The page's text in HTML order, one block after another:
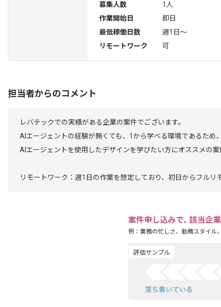
募集人数
1人
作業開始日
即日
最低稼働日数
週1日〜
リモートワーク
可
担当者からのコメント
レバテックでの実績がある企業の案件でございます。
AIエージェントの経験が無くても、1から学べる環境であるため
AIエージェントを使用したデザインを学びたい方にオススメの案
リモートワーク：週1日の作業を想定しており、初日からフルリ
案件申し込みで､ 該当企
例：業務の忙しさ、勤務スタイル